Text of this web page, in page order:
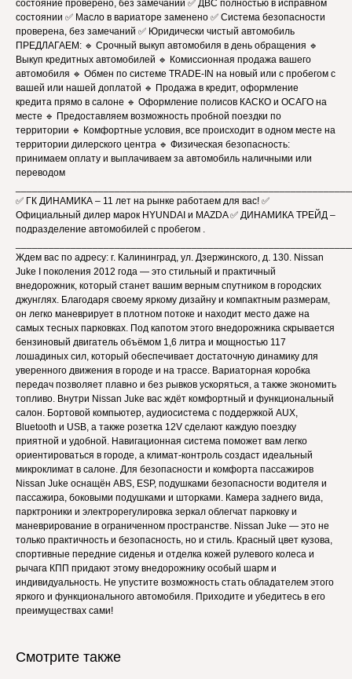
состояние проверено, без замечаний ✅ ДВС полностью в исправном
состоянии ✅ Масло в вариаторе заменено ✅ Система безопасности
проверена, без замечаний ✅ Юридически чистый автомобиль
ПРЕДЛАГАЕМ: 🔹 Срочный выкуп автомобиля в день обращения 🔹
Выкуп кредитных автомобилей 🔹 Комиссионная продажа вашего
автомобиля 🔹 Обмен по системе TRADE-IN на новый или с пробегом с
вашей или нашей доплатой 🔹 Продажа в кредит, оформление
кредита прямо в салоне 🔹 Оформление полисов КАСКО и ОСАГО на
месте 🔹 Предоставляем возможность пробной поездки по
территории 🔹 Комфортные условия, все происходит в одном месте на
территории дилерского центра 🔹 Физическая безопасность:
принимаем оплату и выплачиваем за автомобиль наличными или
переводом
✅ ГК ДИНАМИКА – 11 лет на рынке работаем для вас! ✅
Официальный дилер марок HYUNDAI и MAZDA ✅ ДИНАМИКА ТРЕЙД –
подразделение автомобилей с пробегом .
Ждем вас по адресу: г. Калининград, ул. Дзержинского, д. 130. Nissan
Juke I поколения 2012 года — это стильный и практичный
внедорожник, который станет вашим верным спутником в городских
джунглях. Благодаря своему яркому дизайну и компактным размерам,
он легко маневрирует в плотном потоке и находит место даже на
самых тесных парковках. Под капотом этого внедорожника скрывается
бензиновый двигатель объёмом 1,6 литра и мощностью 117
лошадиных сил, который обеспечивает достаточную динамику для
уверенного движения в городе и на трассе. Вариаторная коробка
передач позволяет плавно и без рывков ускоряться, а также экономить
топливо. Внутри Nissan Juke вас ждёт комфортный и функциональный
салон. Бортовой компьютер, аудиосистема с поддержкой AUX,
Bluetooth и USB, а также розетка 12V сделают каждую поездку
приятной и удобной. Навигационная система поможет вам легко
ориентироваться в городе, а климат-контроль создаст идеальный
микроклимат в салоне. Для безопасности и комфорта пассажиров
Nissan Juke оснащён ABS, ESP, подушками безопасности водителя и
пассажира, боковыми подушками и шторками. Камера заднего вида,
парктроники и электрорегулировка зеркал облегчат парковку и
маневрирование в ограниченном пространстве. Nissan Juke — это не
только практичность и безопасность, но и стиль. Красный цвет кузова,
спортивные передние сиденья и отделка кожей рулевого колеса и
рычага КПП придают этому внедорожнику особый шарм и
индивидуальность. Не упустите возможность стать обладателем этого
яркого и функционального автомобиля. Приходите и убедитесь в его
преимуществах сами!
Смотрите также